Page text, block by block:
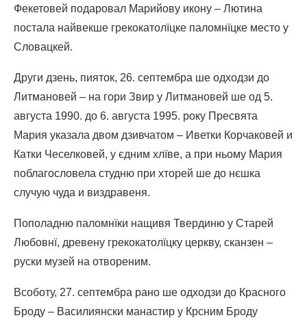
Фекетовей подаровал Марийову икону – Лютина
постала найвекше грекокатолїцке паломнїцке место у
Словацкей.
Други дзень, пияток, 26. септембра ше одходзи до
Литмановей – на гори Звир у Литмановей ше од 5.
августа 1990. до 6. августа 1995. року Пресвята
Мария указала двом дзивчатом – Иветки Корчаковей и
Катки Чеселковей, у єдним хлїве, а при ньому Мария
поблагословела студню при хторей ше до нєшка
случую чуда и виздравеня.
Пополадню паломнїки нащивя Твердиню у Старей
Любовнї, древену грекокатолїцку церкву, сканзен –
руски музей на отвореним.
Всоботу, 27. септембра рано ше одходзи до Красного
Броду – Василиянски манастир у Крсним Броду